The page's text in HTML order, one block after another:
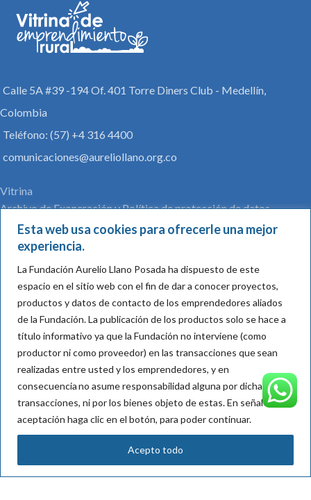
Esta web usa cookies para ofrecerle una mejor
experiencia.
La Fundación Aurelio Llano Posada ha dispuesto de este
espacio en el sitio web con el fin de dar a conocer proyectos,
productos y datos de contacto de los emprendedores aliados
de la Fundación.La publicación de los productos solo se hace a
título informativo ya que la Fundación no interviene (como
productor ni como proveedor) en las transacciones que sean
realizadas entre usted y los emprendedores, y en
consecuenciano asume responsabilidad alguna por dichas
transacciones, ni por los bienes objeto deestas. En señal de
aceptación haga clic en el botón, para poder continuar.
Acepto todo
Calle 5A #39 -194 Of. 401 Torre Diners Club - Medellín,
Colombia
Teléfono: (57) +4 316 4400
comunicaciones@aureliollano.org.co
Vitrina
Archivo de Exoneración y Política de protección de datos
personales
Reglamento de participación
Regístrate en nuestro newsletter
Mail*:
Acepto su política de tratamiento de datos